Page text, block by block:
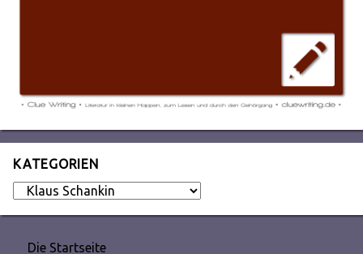
KATEGORIEN
Kategorien
Die Startseite